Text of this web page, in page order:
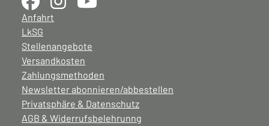
Anfahrt
LkSG
Stellenangebote
Versandkosten
Zahlungsmethoden
Newsletter abonnieren/abbestellen
Privatsphäre & Datenschutz
AGB & Widerrufsbelehrunng